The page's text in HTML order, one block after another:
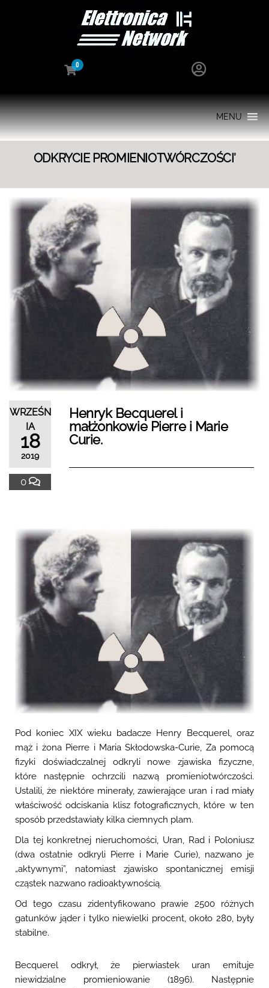
0
MENU
ODKRYCIE PROMIENIOTWÓRCZOŚCI’
WRZEŚN
IA
18
2019
0
Henryk Becquerel i
małżonkowie Pierre i Marie
Curie.
Pod koniec XIX wieku badacze Henry Becquerel, oraz
mąż i żona Pierre i Maria Skłodowska-Curie, Za pomocą
fizyki doświadczalnej odkryli nowe zjawiska fizyczne,
które następnie ochrzcili nazwą promieniotwórczości.
Ustalili, że niektóre minerały, zawierające uran i rad miały
właściwość odciskania klisz fotograficznych, które w ten
sposób przedstawiały kilka ciemnych plam.
Dla tej konkretnej nieruchomości, Uran, Rad i Poloniusz
(dwa ostatnie odkryli Pierre i Marie Curie), nazwano je
„aktywnymi”, natomiast zjawisko spontanicznej emisji
cząstek nazwano radioaktywnością.
Od tego czasu zidentyfikowano prawie 2500 różnych
gatunków jąder i tylko niewielki procent, około 280, były
stabilne.
Becquerel odkrył, że pierwiastek uran emituje
niewidzialne promieniowanie (1896). Następnie